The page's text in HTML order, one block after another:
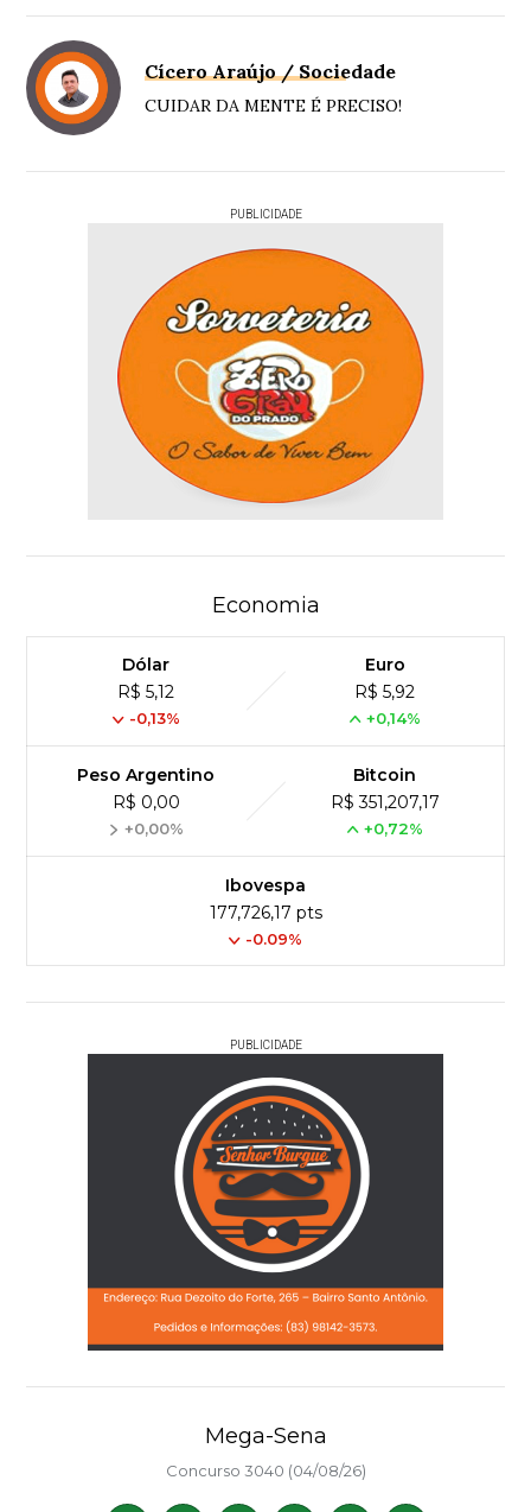
Cícero Araújo / Sociedade
CUIDAR DA MENTE É PRECISO!
PUBLICIDADE
Economia
Dólar
R$ 5,12
-0,13%
Euro
R$ 5,92
+0,14%
Peso Argentino
R$ 0,00
+0,00%
Bitcoin
R$ 351,207,17
+0,72%
Ibovespa
177,726,17 pts
-0.09%
PUBLICIDADE
Mega-Sena
Concurso 3040 (04/08/26)